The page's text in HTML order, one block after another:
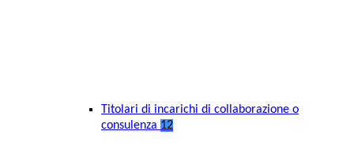
Titolari di incarichi di collaborazione o
consulenza 12